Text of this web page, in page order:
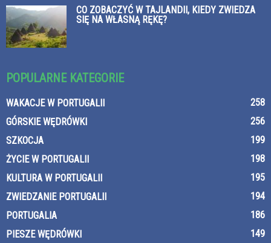
CO ZOBACZYĆ W TAJLANDII, KIEDY ZWIEDZA
SIĘ NA WŁASNĄ RĘKĘ?
POPULARNE KATEGORIE
WAKACJE W PORTUGALII
258
GÓRSKIE WĘDRÓWKI
256
SZKOCJA
199
ŻYCIE W PORTUGALII
198
KULTURA W PORTUGALII
195
ZWIEDZANIE PORTUGALII
194
PORTUGALIA
186
PIESZE WĘDRÓWKI
149